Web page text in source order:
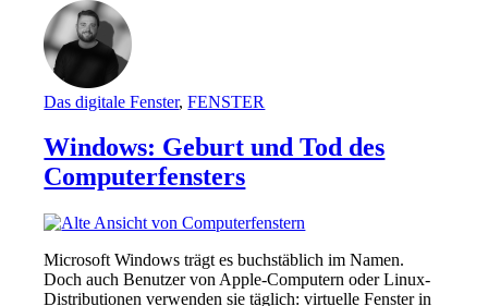
Das digitale Fenster,FENSTER
Windows: Geburt und Tod des
Computerfensters
Microsoft Windows trägt es buchstäblich im Namen.
Doch auch Benutzer von Apple-Computern oder Linux-
Distributionen verwenden sie täglich: virtuelle Fenster in